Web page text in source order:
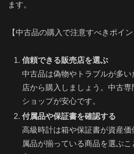
ます。
【中古品の購入で注意すべきポイン
信頼できる販売店を選ぶ
中古品は偽物やトラブルが多
店から購入しましょう。中古
ショップが安心です。
付属品や保証書を確認する
高級時計は箱や保証書が資産
属品が揃っている商品を選ぶ